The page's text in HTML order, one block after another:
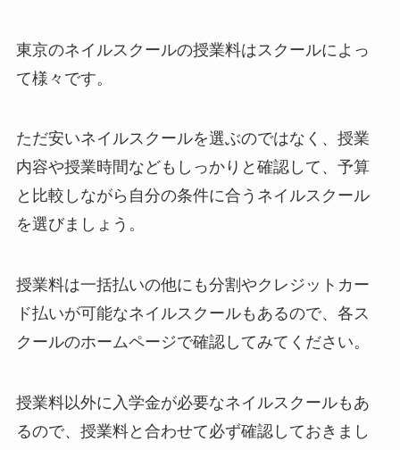
東京のネイルスクールの授業料はスクールによっ
て様々です。
ただ安いネイルスクールを選ぶのではなく、授業
内容や授業時間などもしっかりと確認して、予算
と比較しながら自分の条件に合うネイルスクール
を選びましょう。
授業料は一括払いの他にも分割やクレジットカー
ド払いが可能なネイルスクールもあるので、各ス
クールのホームページで確認してみてください。
授業料以外に入学金が必要なネイルスクールもあ
るので、授業料と合わせて必ず確認しておきまし